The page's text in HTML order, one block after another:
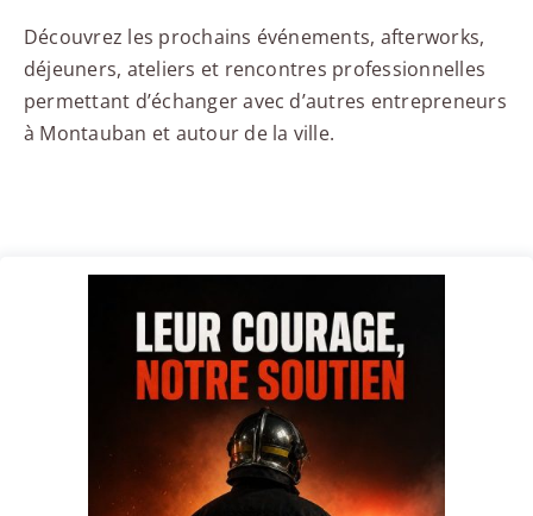
Découvrez les prochains événements, afterworks,
déjeuners, ateliers et rencontres professionnelles
permettant d’échanger avec d’autres entrepreneurs
à Montauban et autour de la ville.